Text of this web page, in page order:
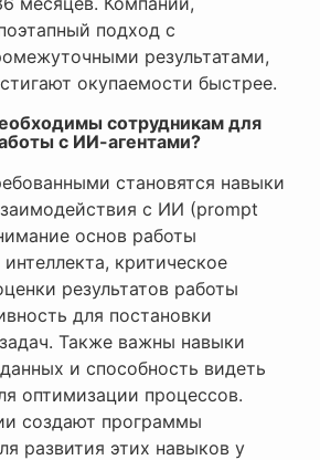
подход с
результатами,
окупаемости быстрее.
сотрудникам для
с ИИ-агентами?
становятся навыки
с ИИ (prompt
основ работы
критическое
результатов работы
для постановки
Также важны навыки
и способность видеть
оптимизации процессов.
создают программы
развития этих навыков у